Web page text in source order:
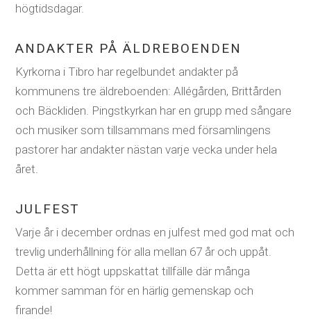
högtidsdagar.
ANDAKTER PÅ ÄLDREBOENDEN
Kyrkorna i Tibro har regelbundet andakter på
kommunens tre äldreboenden: Allégården, Brittården
och Bäckliden. Pingstkyrkan har en grupp med sångare
och musiker som tillsammans med församlingens
pastorer har andakter nästan varje vecka under hela
året.
JULFEST
Varje år i december ordnas en julfest med god mat och
trevlig underhållning för alla mellan 67 år och uppåt.
Detta är ett högt uppskattat tillfälle där många
kommer samman för en härlig gemenskap och
firande!